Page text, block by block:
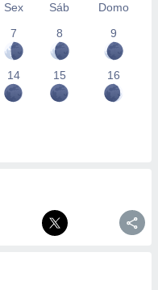
Sex Sáb
Domo
7
8 9
14 15 16